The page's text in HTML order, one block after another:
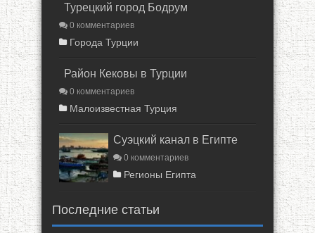
Турецкий город Бодрум
0 комментариев
Города Турции
Район Кековы в Турции
0 комментариев
Малоизвестная Турция
Суэцкий канал в Египте
0 комментариев
Регионы Египта
Последние статьи